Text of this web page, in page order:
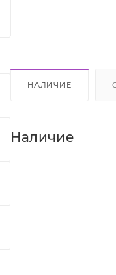
НАЛИЧИЕ
Наличие